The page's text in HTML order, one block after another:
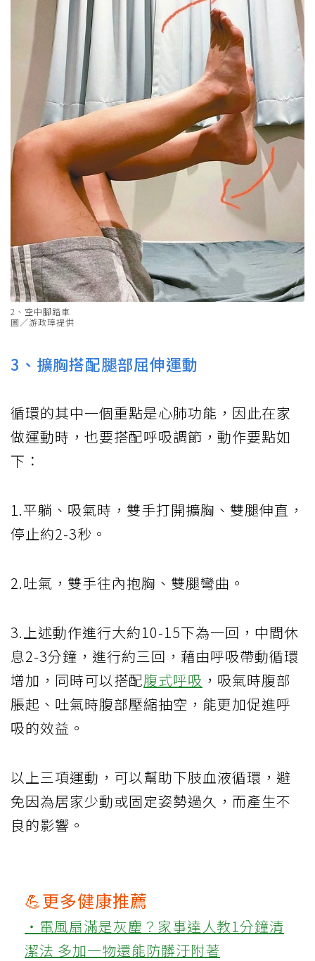
2、空中腳踏車
圖╱游政璋提供
3、擴胸搭配腿部屈伸運動
循環的其中一個重點是心肺功能，因此在家
做運動時，也要搭配呼吸調節，動作要點如
下：
1.平躺、吸氣時，雙手打開擴胸、雙腿伸直，
停止約2-3秒。
2.吐氣，雙手往內抱胸、雙腿彎曲。
3.上述動作進行大約10-15下為一回，中間休
息2-3分鐘，進行約三回，藉由呼吸帶動循環
增加，同時可以搭配腹式呼吸 ，吸氣時腹部
脹起、吐氣時腹部壓縮抽空，能更加促進呼
吸的效益。
以上三項運動，可以幫助下肢血液循環，避
免因為居家少動或固定姿勢過久，而產生不
良的影響。
💪更多健康推薦
‧電風扇滿是灰塵？家事達人教1分鐘清
潔法 多加一物還能防髒汙附著